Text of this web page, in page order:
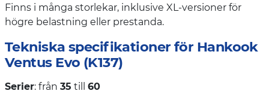
Finns i många storlekar, inklusive XL-versioner för
högre belastning eller prestanda.
Tekniska specifikationer för Hankook
Ventus Evo (K137)
Serier: från 35 till 60